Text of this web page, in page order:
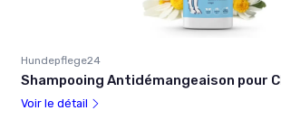
Hundepflege24
Shampooing Antidémangeaison pour
Voir le détail